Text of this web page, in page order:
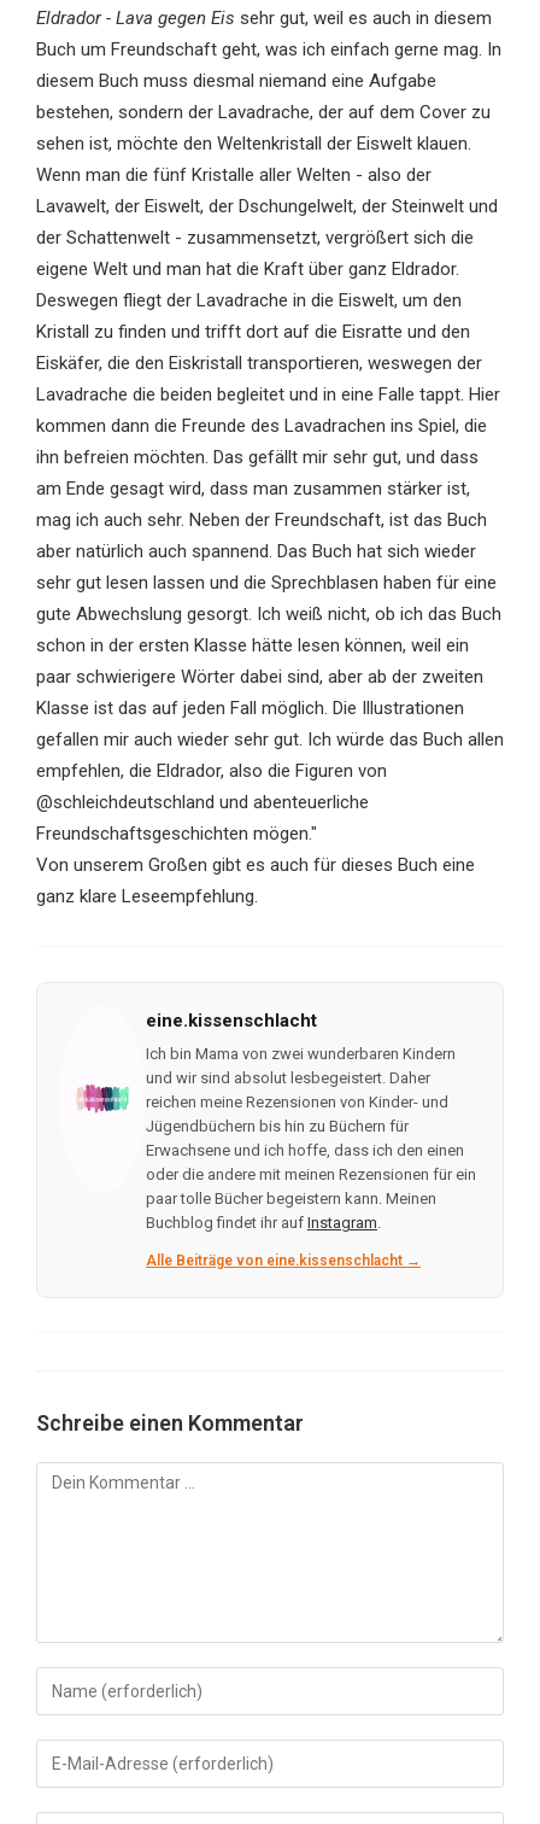
Eldrador - Lava gegen Eis sehr gut, weil es auch in diesem
Buch um Freundschaft geht, was ich einfach gerne mag. In
diesem Buch muss diesmal niemand eine Aufgabe
bestehen, sondern der Lavadrache, der auf dem Cover zu
sehen ist, möchte den Weltenkristall der Eiswelt klauen.
Wenn man die fünf Kristalle aller Welten - also der
Lavawelt, der Eiswelt, der Dschungelwelt, der Steinwelt und
der Schattenwelt - zusammensetzt, vergrößert sich die
eigene Welt und man hat die Kraft über ganz Eldrador.
Deswegen fliegt der Lavadrache in die Eiswelt, um den
Kristall zu finden und trifft dort auf die Eisratte und den
Eiskäfer, die den Eiskristall transportieren, weswegen der
Lavadrache die beiden begleitet und in eine Falle tappt. Hier
kommen dann die Freunde des Lavadrachen ins Spiel, die
ihn befreien möchten. Das gefällt mir sehr gut, und dass
am Ende gesagt wird, dass man zusammen stärker ist,
mag ich auch sehr. Neben der Freundschaft, ist das Buch
aber natürlich auch spannend. Das Buch hat sich wieder
sehr gut lesen lassen und die Sprechblasen haben für eine
gute Abwechslung gesorgt. Ich weiß nicht, ob ich das Buch
schon in der ersten Klasse hätte lesen können, weil ein
paar schwierigere Wörter dabei sind, aber ab der zweiten
Klasse ist das auf jeden Fall möglich. Die Illustrationen
gefallen mir auch wieder sehr gut. Ich würde das Buch allen
empfehlen, die Eldrador, also die Figuren von
@schleichdeutschland und abenteuerliche
Freundschaftsgeschichten mögen."
Von unserem Großen gibt es auch für dieses Buch eine
ganz klare Leseempfehlung.
eine.kissenschlacht
Ich bin Mama von zwei wunderbaren Kindern
und wir sind absolut lesbegeistert. Daher
reichen meine Rezensionen von Kinder- und
Jügendbüchern bis hin zu Büchern für
Erwachsene und ich hoffe, dass ich den einen
oder die andere mit meinen Rezensionen für ein
paar tolle Bücher begeistern kann. Meinen
Buchblog findet ihr auf Instagram.
Alle Beiträge von eine.kissenschlacht →
Schreibe einen Kommentar
Kommentar
Gib
deinen
Namen
oder
Gib
deine
E-